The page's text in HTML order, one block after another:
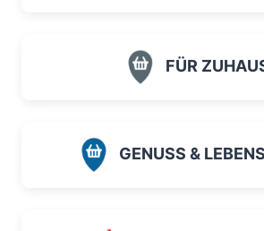
FÜR
GENUSS &